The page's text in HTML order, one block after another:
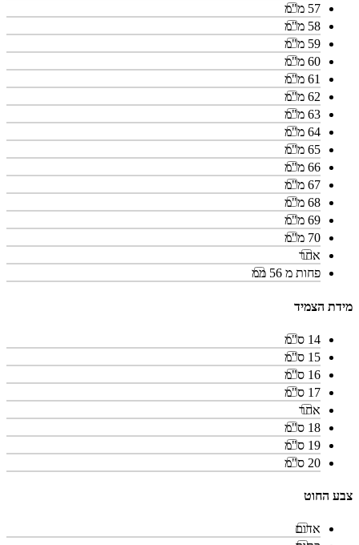
57 מ"מ
58 מ"מ
59 מ"מ
60 מ"מ
61 מ"מ
62 מ"מ
63 מ"מ
64 מ"מ
65 מ"מ
66 מ"מ
67 מ"מ
68 מ"מ
69 מ"מ
70 מ"מ
אחר
פחות מ 56 ממ
מידת הצמיד
14 ס"מ
15 ס"מ
16 ס"מ
17 ס"מ
אחר
18 ס"מ
19 ס"מ
20 ס"מ
צבע החוט
אדום